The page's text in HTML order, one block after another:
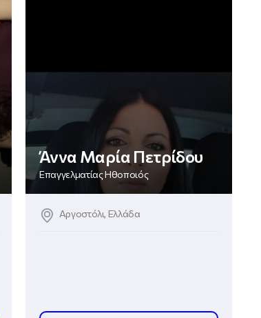
Άννα Μαρία Πετρίδου
Επαγγελματίας Ηθοποιός
Αργοστόλι, Ελλάδα